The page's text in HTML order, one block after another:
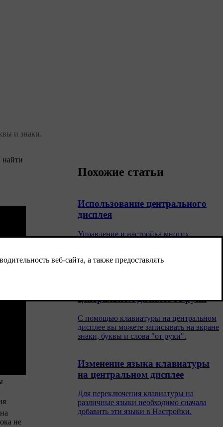
и знаки.
найти
не
Похожие статьи
Использование центрального
дисплея
Управление и настройка многих
дисплей является сенсорным экраном,
центральном дисплее от руки
С помощью клавиатуры на центральном
дисплее вы можете записывать на экране
знаки, буквы и слова "от руки".
Изменение языка клавиатуры
на центральном дисплее
Для переключения клавиатуры на
различные языки необходимо сначала
добавить эти языки в Настройки.